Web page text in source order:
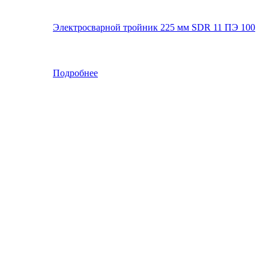
Электросварной тройник 225 мм SDR 11 ПЭ 100
Подробнее